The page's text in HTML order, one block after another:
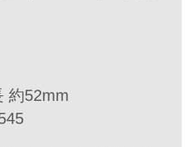
約52mm